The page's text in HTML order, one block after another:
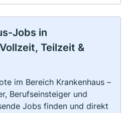
Jobs in
Teilzeit &
im Bereich Krankenhaus –
Berufseinsteiger und
Jobs finden und direkt